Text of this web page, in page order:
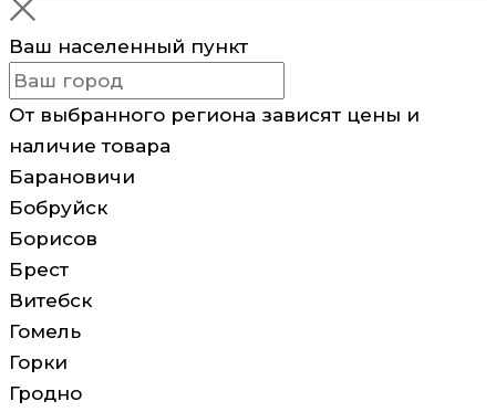
Ваш населенный пункт
От выбранного региона зависят цены и
наличие товара
Барановичи
Бобруйск
Борисов
Брест
Витебск
Гомель
Горки
Гродно